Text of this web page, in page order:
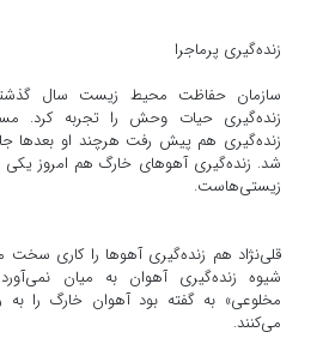
زنده‌گیری پرماجرا
سازمان حفاظت محیط زیست سال
زنده‌گیری حیات وحش را تجربه کرد.
زنده‌گیری هم پیش رفت هرچند او بعدها
شد. زنده‌گیری آهوهای خارگ هم امروز
زیستی‌هاست.
قلی‌نژاد هم زنده‌گیری آهوها را کاری سخت
شیوه زنده‌گیری آهوان به میان
مخلوعی» به گفته بود آهوان خارگ را به
می‌کنند.